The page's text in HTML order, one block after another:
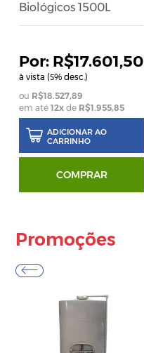
Biológicos 1500L
R$17.601,50
à vista (5% desc.)
R$18.527,89
em até12x de R$1.955,85
ADICIONAR AO
CARRINHO
COMPRAR
Promoções